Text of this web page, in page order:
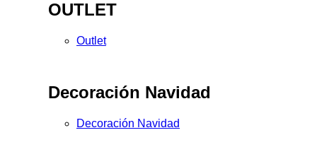
OUTLET
Outlet
Decoración Navidad
Decoración Navidad